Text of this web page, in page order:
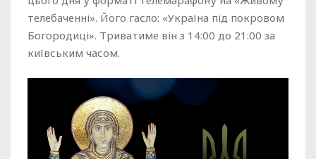
телебаченні». Його гасло: «Україна під покровом
Богородиці». Триватиме він з 14:00 до 21:00 за
київським часом.